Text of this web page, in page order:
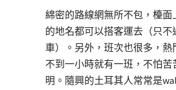
綿密的路線網無所不包，檯面
的地名都可以搭客運去（只不
車）。另外，班次也很多，熱
不到一小時就有一班，不怕苦
明。隨興的土耳其人常常是